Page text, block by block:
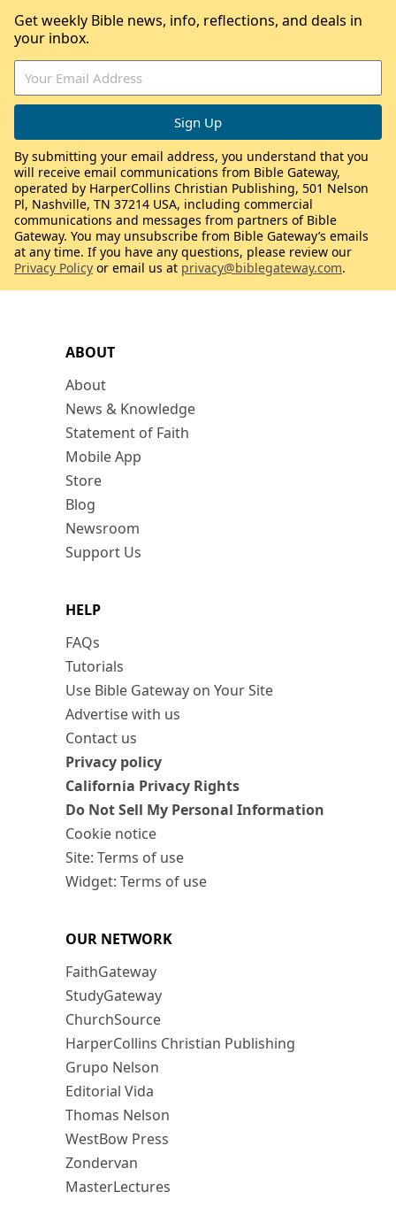
ABOUT
About
News & Knowledge
Statement of Faith
Mobile App
Store
Blog
Newsroom
Support Us
HELP
FAQs
Tutorials
Use Bible Gateway on Your Site
Advertise with us
Contact us
Privacy policy
California Privacy Rights
Do Not Sell My Personal Information
Cookie notice
Site: Terms of use
Widget: Terms of use
OUR NETWORK
FaithGateway
StudyGateway
ChurchSource
HarperCollins Christian Publishing
Grupo Nelson
Editorial Vida
Thomas Nelson
WestBow Press
Zondervan
MasterLectures
Get weekly Bible news, info, reflections, and deals in
your inbox.
By submitting your email address, you understand that you
will receive email communications from Bible Gateway,
operated by HarperCollins Christian Publishing, 501 Nelson
Pl, Nashville, TN 37214 USA, including commercial
communications and messages from partners of Bible
Gateway. You may unsubscribe from Bible Gateway’s emails
at any time. If you have any questions, please review our
Privacy Policy or email us at privacy@biblegateway.com.